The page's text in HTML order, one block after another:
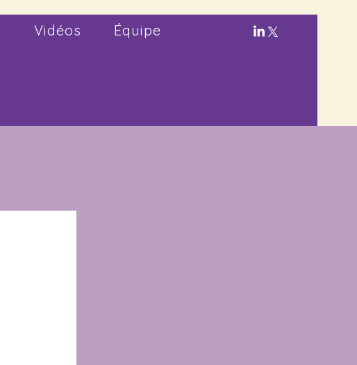
Vidéos Équipe